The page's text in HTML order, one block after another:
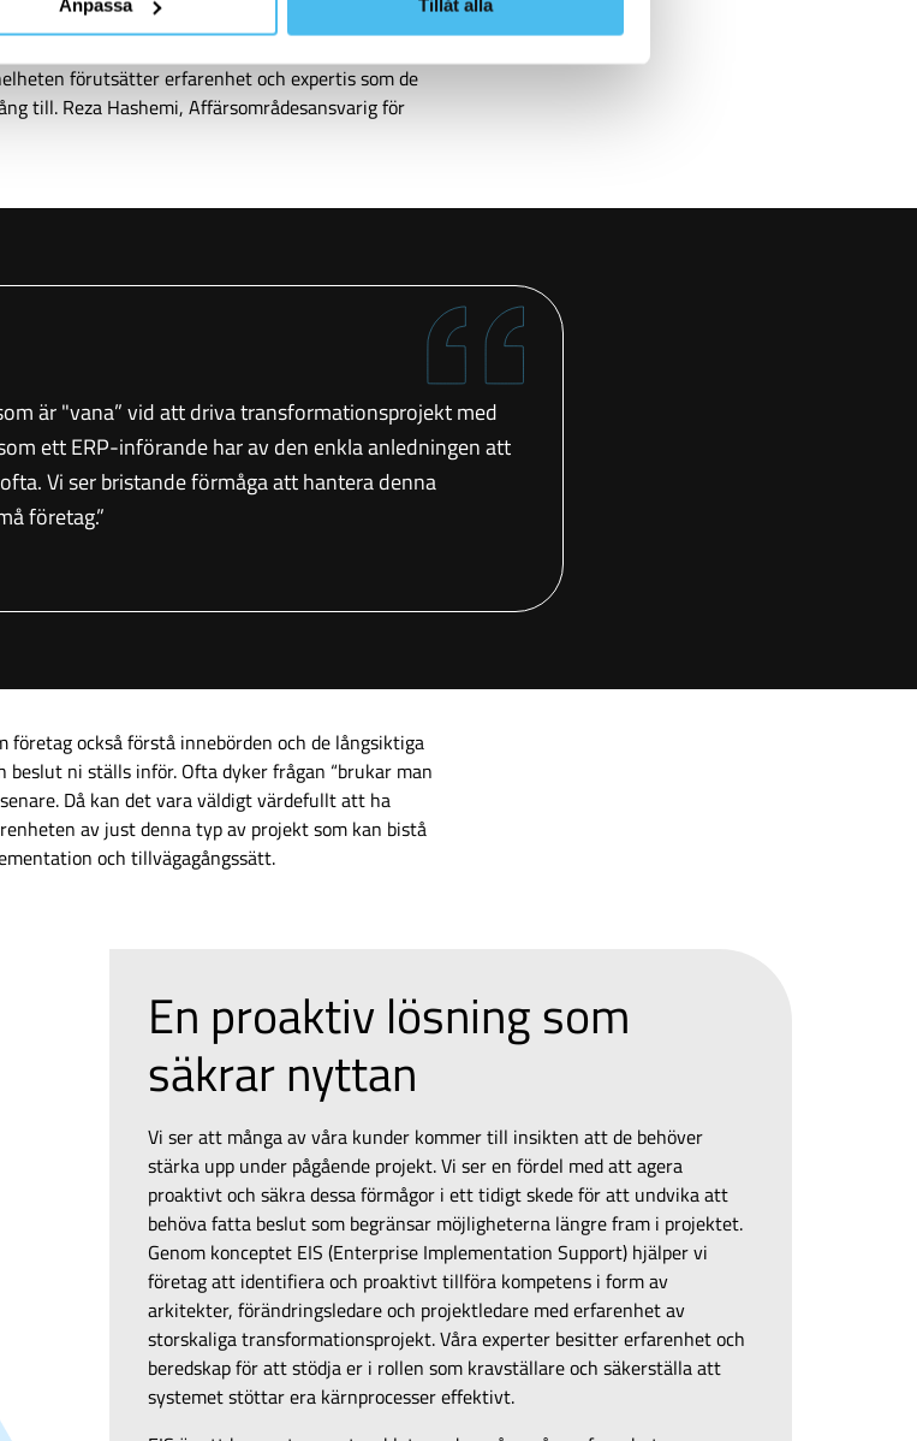
Anpassa Tillåt alla
samt best practices, för att inte tala
förutsätter erfarenhet och expertis som de
till. Reza Hashemi, Affärsområdesansvarig för
är "vana” vid att driva transformationsprojekt med
ett ERP-införande har av den enkla anledningen att
Vi ser bristande förmåga att hantera denna
företag.”
företag också förstå innebörden och de långsiktiga
beslut ni ställs inför. Ofta dyker frågan “brukar man
Då kan det vara väldigt värdefullt att ha
av just denna typ av projekt som kan bistå
och tillvägagångssätt.
En proaktiv lösning som
säkrar nyttan
Vi ser att många av våra kunder kommer till insikten att de behöver
stärka upp under pågående projekt. Vi ser en fördel med att agera
proaktivt och säkra dessa förmågor i ett tidigt skede för att undvika att
behöva fatta beslut som begränsar möjligheterna längre fram i projektet.
Genom konceptet EIS (Enterprise Implementation Support) hjälper vi
företag att identifiera och proaktivt tillföra kompetens i form av
arkitekter, förändringsledare och projektledare med erfarenhet av
storskaliga transformationsprojekt.Våraexperter besitter erfarenhet och
beredskap för att stödja er i rollen som kravställare och säkerställa att
systemet stöttar era kärnprocesser effektivt.